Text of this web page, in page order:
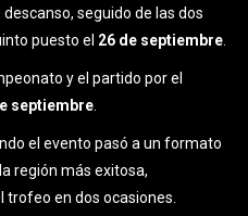
descanso, seguido de las dos
puesto el 26 de septiembre
y el partido por el
septiembre
el evento pasó a un formato
región más exitosa,
trofeo en dos ocasiones.